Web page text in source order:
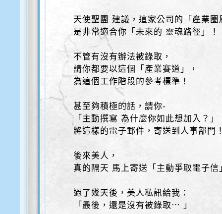
天使聖團 建議，這家公司的「產業圈
是非常適合你「未來的 靈魂路徑」！
不管有沒有辦法被錄取，
請你都要以這個「產業賽道」，
為這個工作階段的參考標準！
甚至夠積極的話，請你-
「主動撰寫 為什麼你如此想加入？」
將這樣的電子郵件，寄送到人事部門
後來美人，
真的隔天 馬上寄送「主動爭取電子信
過了幾天後，美人私訊給我：
「最後，還是沒有被錄取⋯ 」